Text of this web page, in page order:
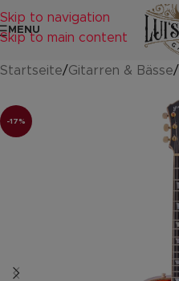
Skip to navigation
Skip to main content
MENU
Startseite/Gitarren & Bässe/
-17%